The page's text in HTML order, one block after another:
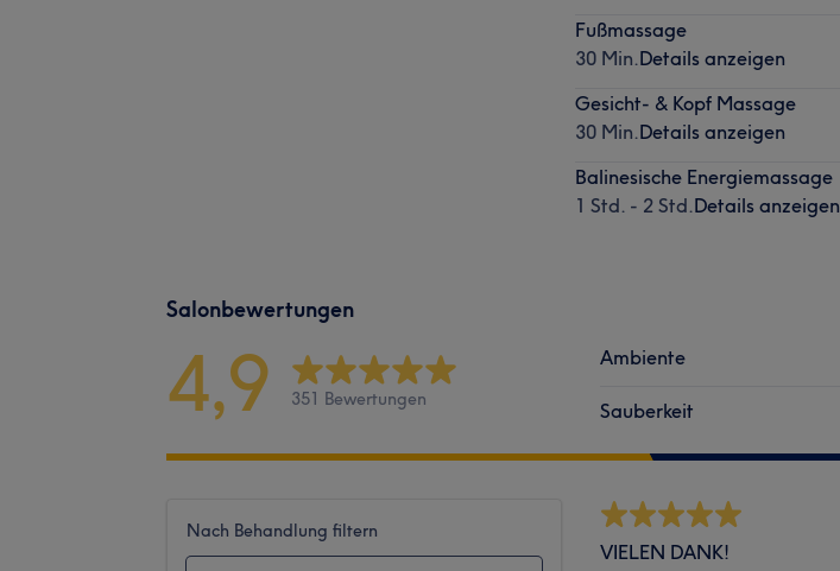
Fußmassage
30 Min.Details anzeigen
Gesicht- & Kopf Massage
30 Min.Details anzeigen
Balinesische Energiemassage
1 Std. - 2 Std.Details anzeigen
Salonbewertungen
4,9 351 Bewertungen
Ambiente
Sauberkeit
Nach Behandlung filtern
VIELEN DANK!